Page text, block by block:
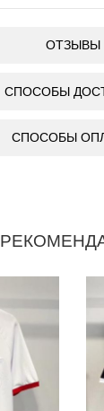
ОТЗЫВЫ
СПОСОБЫ
СПОСОБЫ